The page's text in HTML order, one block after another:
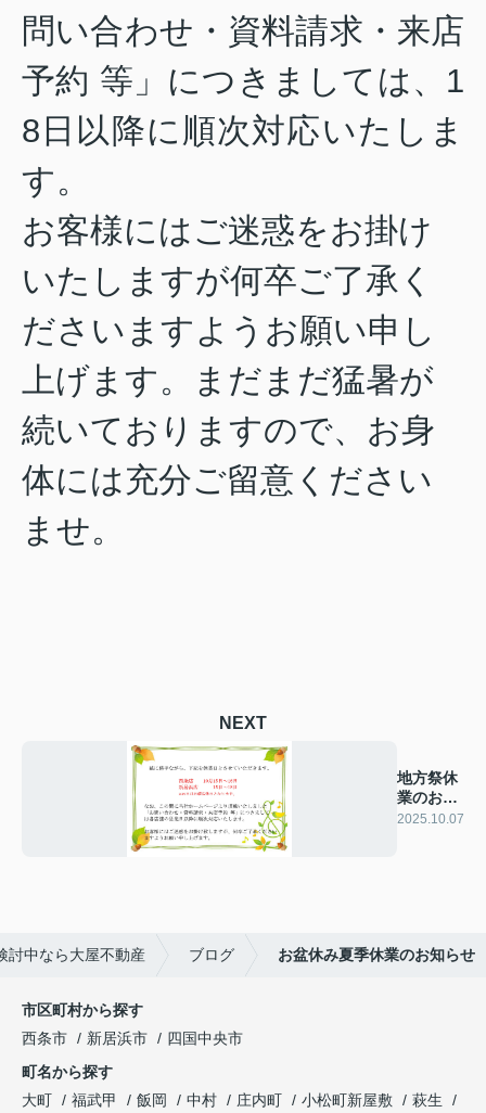
問い合わせ・資料請求・来店
予約 等」につきましては、 1
8 日以降に順次対応いたしま
す。
お客様にはご迷惑をお掛け
いたしますが何卒ご了承く
ださいますようお願い申し
上げます。
まだまだ猛暑が
続いておりますので、お身
体には充分ご留意ください
ませ。
NEXT
地方祭休
業のお知
らせ
2025.10.07
討中なら大屋不動産 ブログ お盆休み夏季休業のお知らせ
市区町村から探す
西条市
新居浜市
四国中央市
町名から探す
大町
福武甲 飯岡 中村 庄内町 小松町新屋敷
萩生